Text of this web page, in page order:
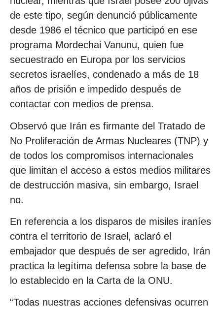
de este tipo, según denunció públicamente
desde 1986 el técnico que participó en ese
programa Mordechai Vanunu, quien fue
secuestrado en Europa por los servicios
secretos israelíes, condenado a más de 18
años de prisión e impedido después de
contactar con medios de prensa.
Observó que Irán es firmante del Tratado de
No Proliferación de Armas Nucleares (TNP) y
de todos los compromisos internacionales
que limitan el acceso a estos medios militares
de destrucción masiva, sin embargo, Israel
no.
En referencia a los disparos de misiles iraníes
contra el territorio de Israel, aclaró el
embajador que después de ser agredido, Irán
practica la legítima defensa sobre la base de
lo establecido en la Carta de la ONU.
“Todas nuestras acciones defensivas ocurren